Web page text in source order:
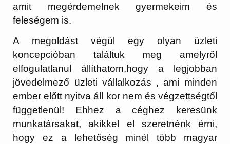
amit megérdemelnek gyermekeim és
feleségem is.
A megoldást végül egy olyan üzleti
koncepcióban találtuk meg amelyről
elfogulatlanul állíthatom,hogy a legjobban
jövedelmező üzleti vállalkozás , ami minden
ember előtt nyitva áll kor nem és végzettségtől
függetlenül! Ehhez a céghez keresünk
munkatársakat, akikkel el szeretnénk érni,
hogy ez a lehetőség minél több magyar